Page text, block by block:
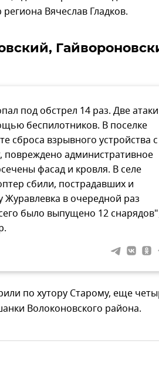
Вячеслав Гладков.
под обстрел 14 раз. Две атаки
беспилотников. В поселке
сброса взрывного устройства с
повреждено административное
фасад и кровля. В селе
сбили, пострадавших и
Журавлевка в очередной раз
было выпущено 12
по хутору Старому, еще
Волоконовского района.